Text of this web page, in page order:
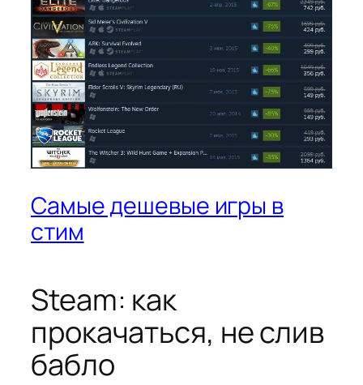
Самые дешевые игры в
стим
Steam: как
прокачаться, не слив
бабло